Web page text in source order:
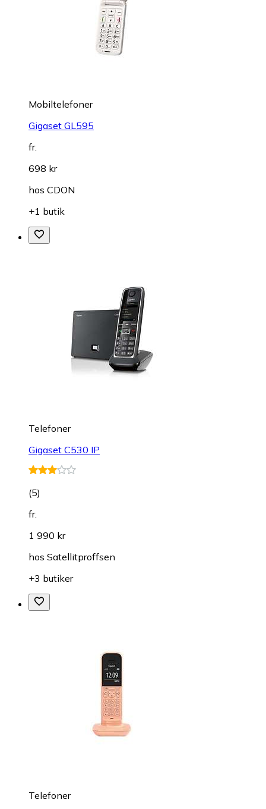
Mobiltelefoner
Gigaset GL595
fr.
698 kr
hos CDON
+1 butik
Telefoner
Gigaset C530 IP
(5)
fr.
1 990 kr
hos Satellitproffsen
+3 butiker
Telefoner